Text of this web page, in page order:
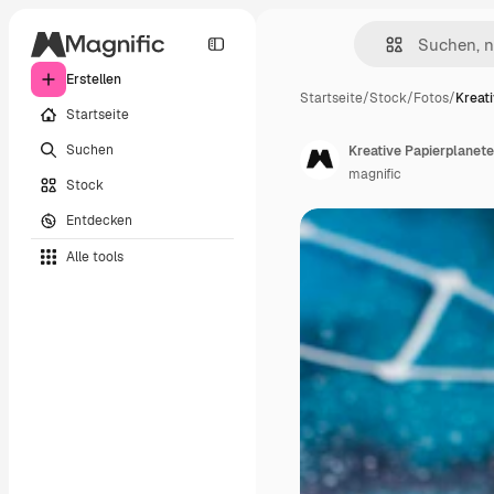
Erstellen
Startseite
Suchen
Stock
Entdecken
Alle tools
Startseite/Stock/Fotos/
Kreative
magnific